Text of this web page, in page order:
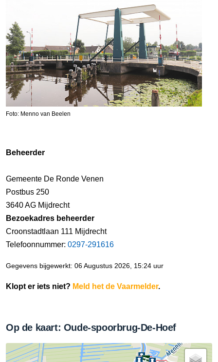
Foto: Menno van Beelen
Beheerder
Gemeente De Ronde Venen
Postbus 250
3640 AG Mijdrecht
Bezoekadres beheerder
Croonstadtlaan 111 Mijdrecht
Telefoonnummer: 0297-291616
Gegevens bijgewerkt: 06 Augustus 2026, 15:24 uur
Klopt er iets niet? Meld het de Vaarmelder.
Op de kaart: Oude-spoorbrug-De-Hoef